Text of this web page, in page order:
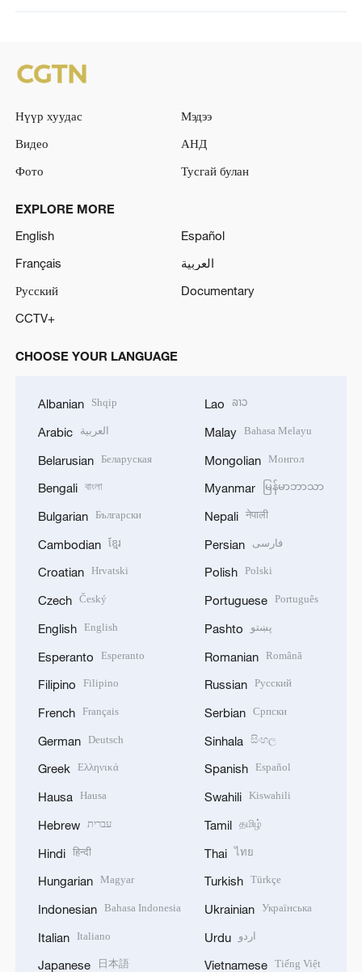
Нүүр хуудас
Мэдээ
Видео
АНД
Фото
Тусгай булан
EXPLORE MORE
English
Español
Français
العربية
Русский
Documentary
CCTV+
CHOOSE YOUR LANGUAGE
Albanian Shqip
Arabic العربية
Belarusian Беларуская
Bengali বাংলা
Bulgarian Български
Cambodian ខ្មែរ
Croatian Hrvatski
Czech Český
English English
Esperanto Esperanto
Filipino Filipino
French Français
German Deutsch
Greek Ελληνικά
Hausa Hausa
Hebrew עברית
Hindi हिन्दी
Hungarian Magyar
Indonesian Bahasa Indonesia
Italian Italiano
Japanese 日本語
Lao ລາວ
Malay Bahasa Melayu
Mongolian Монгол
Myanmar မြန်မာဘာသာ
Nepali नेपाली
Persian فارسی
Polish Polski
Portuguese Português
Pashto پښتو
Romanian Română
Russian Русский
Serbian Српски
Sinhala සිංහල
Spanish Español
Swahili Kiswahili
Tamil தமிழ்
Thai ไทย
Turkish Türkçe
Ukrainian Українська
Urdu اردو
Vietnamese Tiếng Việt